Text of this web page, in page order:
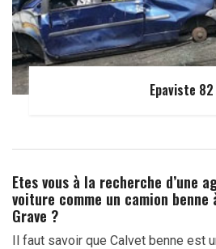
Epaviste 82
Etes vous à la recherche d’une
voiture comme un camion benne
Grave ?
Il faut savoir que Calvet benne est